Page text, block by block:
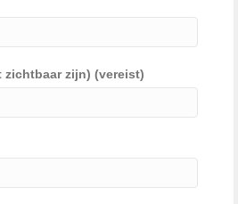
zichtbaar zijn) (vereist)